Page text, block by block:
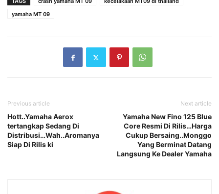
yamaha MT 09
Previous article
Hott..Yamaha Aerox
tertangkap Sedang Di
Distribusi…Wah..Aromanya
Siap Di Rilis ki
Next article
Yamaha New Fino 125 Blue
Core Resmi Di Rilis…Harga
Cukup Bersaing..Monggo
Yang Berminat Datang
Langsung Ke Dealer Yamaha